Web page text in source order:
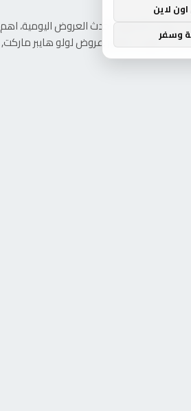
عروض الأسواق، أحدث العروض اليومية، اهم
عروض كارفور ,عروض لولو هايبر
لاين
وسفر